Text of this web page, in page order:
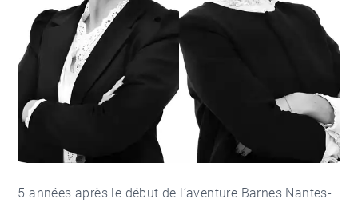
5 années après le début de l’aventure Barnes Nantes-